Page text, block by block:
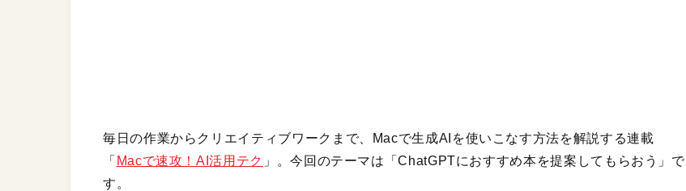
毎日の作業からクリエイティブワークまで、Macで生成AIを使いこなす方法を解説する連載
「 Macで速攻！AI活用テク 」。今回のテーマは「ChatGPTにおすすめ本を提案してもらおう」で
す。